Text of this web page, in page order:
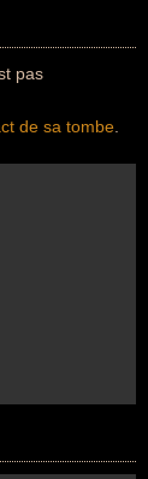
pas
de sa tombe